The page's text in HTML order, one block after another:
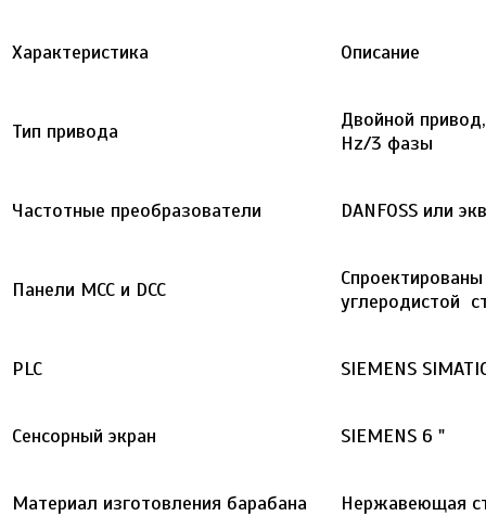
Характеристика Описание
Тип привода
Двойной
Hz/3 фазы
Частотные преобразователи DANFOSS или
Панели MCC и DCC
углеродистой
PLC SIEMENS
Сенсорный экран SIEMENS 6 "
Материал изготовления барабана Нержавеющая